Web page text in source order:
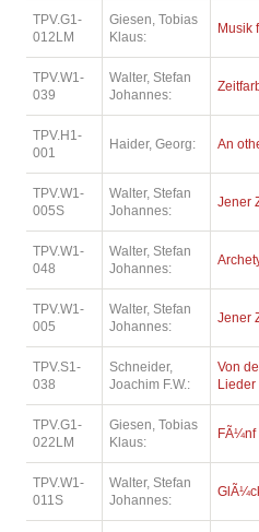
TPV.G1-
012LM
Giesen, Tobias
Klaus:
Musik
TPV.W1-
039
Walter, Stefan
Johannes:
TPV.H1-
001
Haider, Georg: An
TPV.W1-
005S
Walter, Stefan
Johannes:
Jener
TPV.W1-
048
Walter, Stefan
Johannes:
TPV.W1-
005
Walter, Stefan
Johannes:
Jener
TPV.S1-
038
Schneider,
Joachim F.W.:
Von
Lieder
TPV.G1-
022LM
Giesen, Tobias
Klaus:
FÃ¼nf
TPV.W1-
011S
Walter, Stefan
Johannes: